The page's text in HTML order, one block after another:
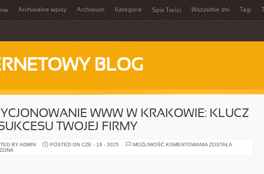
Archiwalne wpisy Archiwum Kategorie Spis Treści Wszystkie dni Tagi
BLOG
WWW W KRAKOWIE: KLUCZ
TWOJEJ FIRMY
BY ADMIN POSTED ON CZE - 19 - 2025 MOŻLIWOŚĆ KOMENTOWANIA POZYCJONOWANIE
ZOSTAŁA